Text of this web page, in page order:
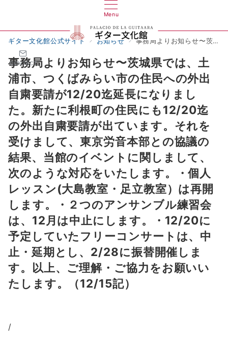
Menu
CONTACT
ギター文化館公式サイト お知らせ 事務局よりお知らせ〜茨城県では、土浦市、つくばみらい市の住民への外出自粛要請が12/20迄延長になりました。新たに利根町の住民にも12/20迄の外出自粛要請が出ています。それを受けまして、東京労音本部との協議の結果、当館のイベントに関しまして、次のような対応をいたします。・個人レッスン(大島教室・足立教室）は再開します。・２つのアンサンブル練習会は、12月は中止にします。・12/20に予定していたフリーコンサートは、中止・延期とし、2/28に振替開催します。以上、ご理解・ご協力をお願いいたします。（12/15記）
事務局よりお知らせ〜茨城県では、土
浦市、つくばみらい市の住民への外出
自粛要請が12/20迄延長になりまし
た。新たに利根町の住民にも12/20迄
の外出自粛要請が出ています。それを
受けまして、東京労音本部との協議の
結果、当館のイベントに関しまして、
次のような対応をいたします。・個人
レッスン(大島教室・足立教室）は再開
します。・２つのアンサンブル練習会
は、12月は中止にします。・12/20に
予定していたフリーコンサートは、中
止・延期とし、2/28に振替開催しま
す。以上、ご理解・ご協力をお願いい
たします。（12/15記）
/